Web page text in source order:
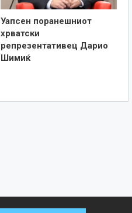
Уапсен поранешниот
хрватски
репрезентативец Дарио
Шимиќ